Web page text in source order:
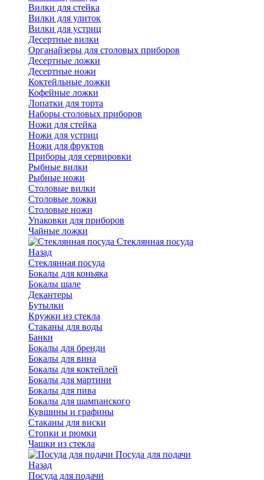
Вилки для стейка
Вилки для улиток
Вилки для устриц
Десертные вилки
Органайзеры для столовых приборов
Десертные ложки
Десертные ножи
Коктейльные ложки
Кофейные ложки
Лопатки для торта
Наборы столовых приборов
Ножи для стейка
Ножи для устриц
Ножи для фруктов
Приборы для сервировки
Рыбные вилки
Рыбные ножи
Столовые вилки
Столовые ложки
Столовые ножи
Упаковки для приборов
Чайные ложки
Стеклянная посуда
Назад
Стеклянная посуда
Бокалы для коньяка
Бокалы шале
Декантеры
Бутылки
Кружки из стекла
Стаканы для воды
Банки
Бокалы для бренди
Бокалы для вина
Бокалы для коктейлей
Бокалы для мартини
Бокалы для пива
Бокалы для шампанского
Кувшины и графины
Стаканы для виски
Стопки и рюмки
Чашки из стекла
Посуда для подачи
Назад
Посуда для подачи